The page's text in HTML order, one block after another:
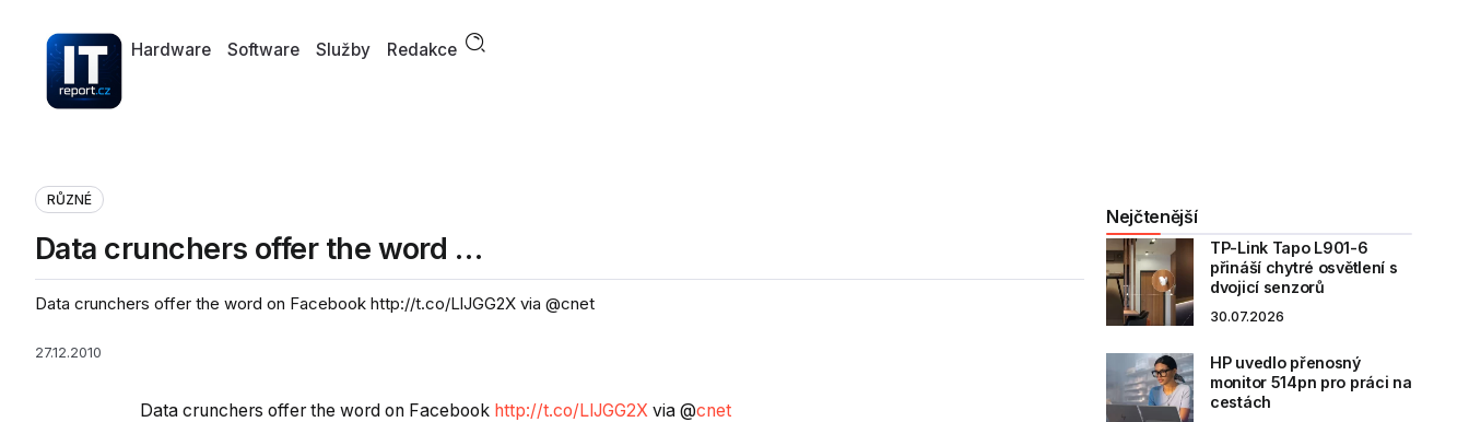
Hardware Software Služby Redakce
RŮZNÉ
Data crunchers offer the word …
Data crunchers offer the word on Facebook http://t.co/LlJGG2X via @cnet
27.12.2010
Data crunchers offer the word on Facebook http://t.co/LlJGG2X via @cnet
Nejčtenější
TP-Link Tapo L901-6
přináší chytré osvětlení s
dvojicí senzorů
30.07.2026
HP uvedlo přenosný
monitor 514pn pro práci na
cestách